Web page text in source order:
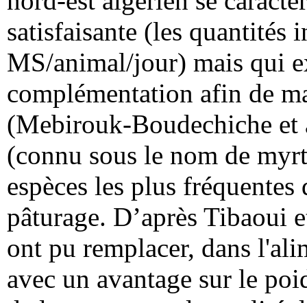
satisfaisante (les quantités
MS/animal/jour) mais qui
complémentation afin de
(Mebirouk-Boudechiche
(connu sous le nom de
espèces les plus
pâturage. D’après Tibaoui
ont pu remplacer, dans
avec un avantage sur le